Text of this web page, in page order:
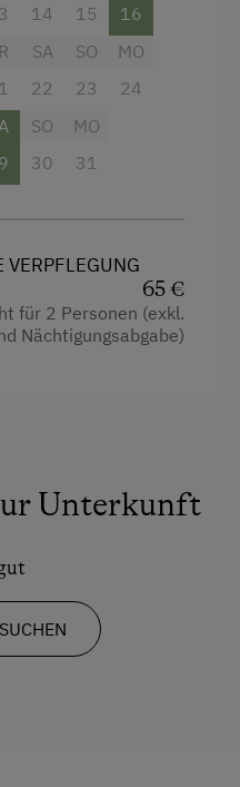
14
15
16
SA
22
SO
23
MO
24
SO
30
MO
31
65 €
für 2 Personen (exkl.
Nächtigungsabgabe)
Unterkunft